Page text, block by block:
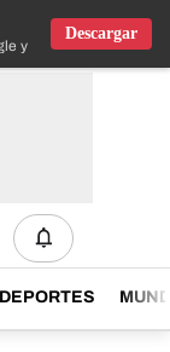
y IOS
Descargar
DEPORTES